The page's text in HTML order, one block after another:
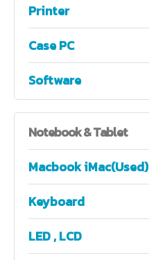
Printer
Case PC
Software
Notebook& Tablet
Macbook iMac(Used)
Keyboard
LED , LCD